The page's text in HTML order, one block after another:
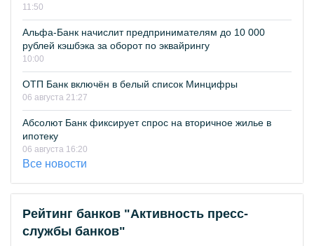
11:50
Альфа-Банк начислит предпринимателям до 10 000
рублей кэшбэка за оборот по эквайрингу
10:00
ОТП Банк включён в белый список Минцифры
06 августа 21:27
Абсолют Банк фиксирует спрос на вторичное жилье в
ипотеку
06 августа 16:20
Все новости
Рейтинг банков "Активность пресс-
службы банков"